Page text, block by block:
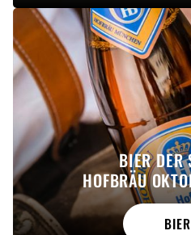
BIER DER
HOFBRÄU